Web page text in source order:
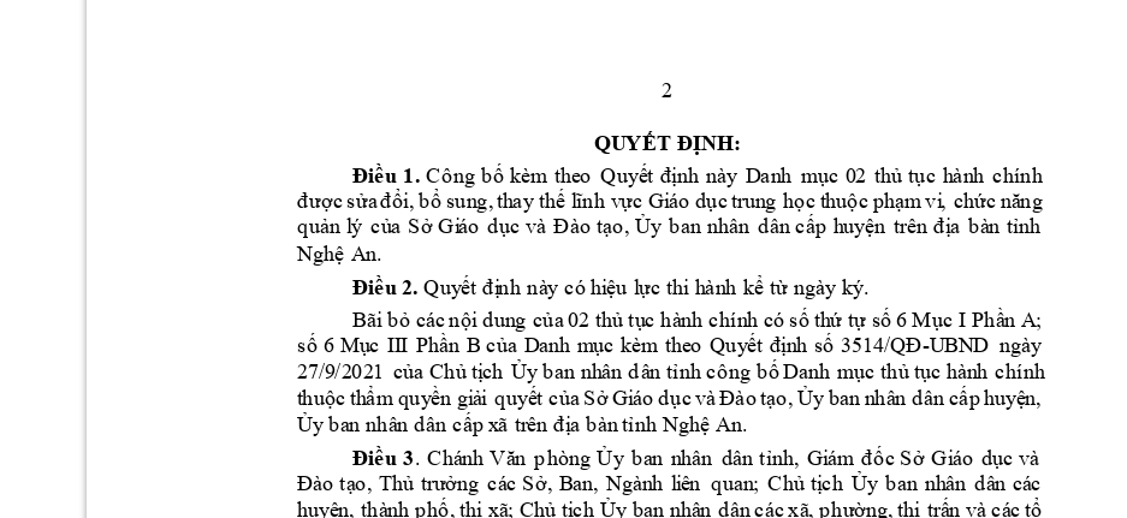
2
QUYẾT ĐỊNH:
Điều 1. Công bố kèm theo Quyết định này Danh mục 02 thủ tục hành chính
được sửađổi, bổ sung, thay thế lĩnh vực Giáo dục trung học thuộc phạmvi, chứcnăng
quản lý của Sở Giáo dục và Đào tạo, Ủy ban nhân dân cấp huyện trên địa bàn tỉnh
Nghệ An.
Điều2. Quyết định này có hiệu lực thi hành kể từ ngày ký.
Bãi bỏ cácnội dung của02 thủ tục hành chính có số thứ tự số 6 Mục I Phần A;
số 6 Mục III Phần B của Danh mục kèm theo Quyết định số 3514/QĐ-UBND
  n
gày
27/9/2021 của Chủ tịch Ủyban nhân dân tỉnh công bốDanh mục thủ tục hành chính
thuộcthẩm quyền giải quyết củaSở Giáo dục vàĐàotạo, Ủy ban nhân dân cấp huyện,
Ủy ban nhân dân cấp xã trên địa bàntỉnh Nghệ An.
Điều 3. Chánh Văn phòng Ủy ban nhân dân tỉnh, Giám đốc Sở Giáo dục và
Đào tạo, Thủ trưởng các Sở, Ban, Ngành liên
  q
uan; Chủ tịch Ủy ban nhân dân các
huyện, thành phố,thị xã; Chủ tịch Ủy ban nhân dâncácxã, phường, thị trấn và cáctổ